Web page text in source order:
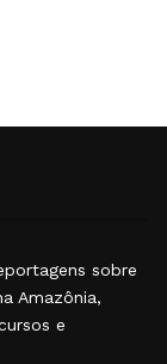
sobre
Amazônia,
e